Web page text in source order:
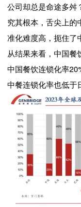
公司却总是命途多舛
究其根本，舌尖上
准化难度高，扼住了
从结果来看，中国餐
中国餐饮连锁化率
中餐连锁化率也低于